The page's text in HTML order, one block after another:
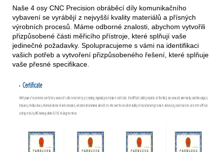
Naše 4 osy CNC Precision obráběcí díly komunikačního
vybavení se vyrábějí z nejvyšší kvality materiálů a přísných
výrobních procesů. Máme odborné znalosti, abychom vytvořili
přizpůsobené části měřicího přístroje, které splňují vaše
jedinečné požadavky. Spolupracujeme s vámi na identifikaci
vašich potřeb a vytvoření přizpůsobeného řešení, které splňuje
vaše přesné specifikace.